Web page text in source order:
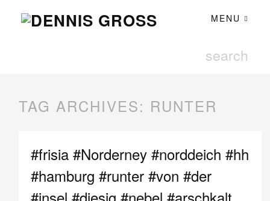
MENU
TAG ARCHIVES: RUNTER
#frisia #Norderney #norddeich #hh
#hamburg #runter #von #der